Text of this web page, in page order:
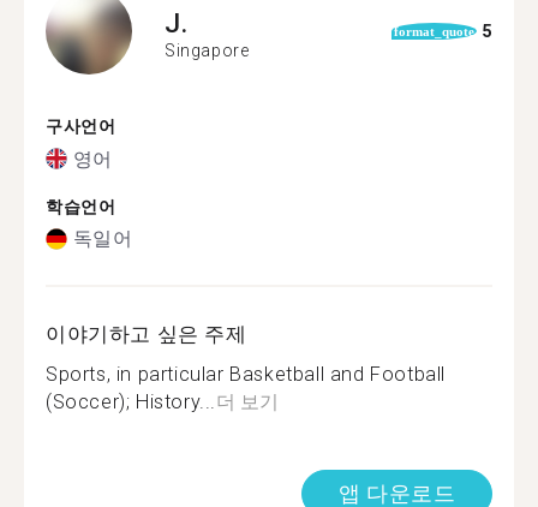
J.
Singapore
format_quote 5
구사언어
영어
학습언어
독일어
이야기하고 싶은 주제
Sports, in particular Basketball and Football
(Soccer); History...더 보기
앱 다운로드